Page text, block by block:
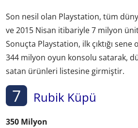
Son nesil olan Playstation, tüm
ve 2015 Nisan itibariyle 7 milyon
Sonuçta Playstation, ilk çıktığı sene
344 milyon oyun konsolu satarak,
satan ürünleri listesine girmiştir.
7 Rubik Küpü
350 Milyon